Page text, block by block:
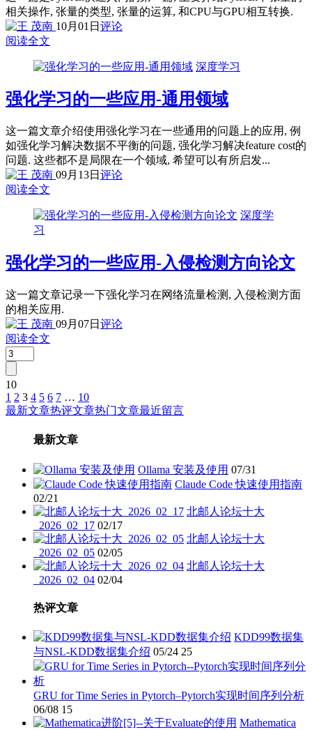
相关操作, 张量的类型, 张量的运算, 和CPU与GPU相互转换.
10月01日 评论
阅读全文
深度学习
强化学习的一些应用-通用领域
这一篇文章介绍使用强化学习在一些通用的问题上的应用, 例
如强化学习解决数据不平衡的问题, 强化学习解决feature cost的
问题. 这些都不是局限在一个领域, 希望可以有所启发...
09月13日 评论
阅读全文
深度学
习
强化学习的一些应用-入侵检测方向论文
这一篇文章记录一下强化学习在网络流量检测, 入侵检测方面
的相关应用.
09月07日 评论
阅读全文
10
文
1 2 3 4 5 6 7 … 10
最新文章热评文章热门文章最近留言
最新文章
Ollama 安装及使用 07/31
Claude Code 快速使用指南
02/21
北邮人论坛十大
_2026_02_17 02/17
北邮人论坛十大
_2026_02_05 02/05
北邮人论坛十大
_2026_02_04 02/04
热评文章
KDD99数据集
与NSL-KDD数据集介绍 05/24 25
GRU for Time Series in Pytorch–Pytorch实现时间序列分析
06/08 15
Mathematica